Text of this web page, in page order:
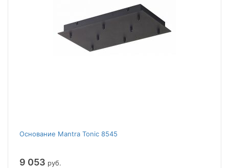
Основание Mantra Tonic 8545
9 053 руб.